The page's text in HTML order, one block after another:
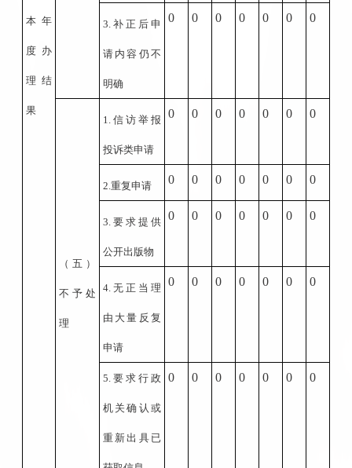
本年
度办
理结
果
3. 补正后申
请内容仍不
明确
0 0 0 0 0 0 0
（五）
不予处
理
1. 信访举报
投诉类申请
0 0 0 0 0 0 0
2. 重复申请 0 0 0 0 0 0 0
3. 要求提供
公开出版物
0 0 0 0 0 0 0
4. 无正当理
由大量反复
申请
0 0 0 0 0 0 0
5. 要求行政
机关确认或
重新出具已
0 0 0 0 0 0 0